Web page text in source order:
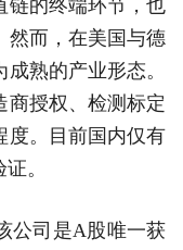
链的终端环节，也
然而，在美国与德
熟的产业形态。
商授权、检测标定
度。目前国内仅有
。
公司是A股唯一获